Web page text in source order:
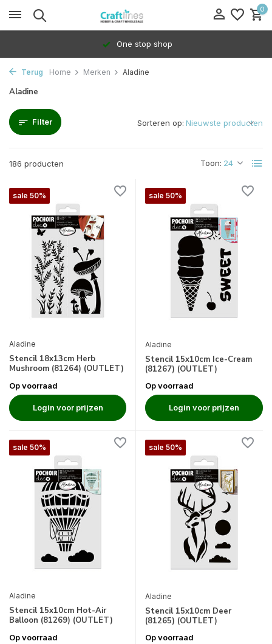
0
100% Dedicated to
Terug Home Merken Aladine
Aladine
Filter
186 producten Toon:
Sorteren op:
sale 50%
Aladine
Stencil 18x13cm Herb
Mushroom (81264) (OUTLET)
Op voorraad
Login voor prijzen
sale 50%
Aladine
Stencil 15x10cm Ice-Cream
(81267) (OUTLET)
Op voorraad
Login voor prijzen
sale 50%
Aladine
Stencil 15x10cm Hot-Air
Balloon (81269) (OUTLET)
Op voorraad
sale 50%
Aladine
Stencil 15x10cm Deer
(81265) (OUTLET)
Op voorraad